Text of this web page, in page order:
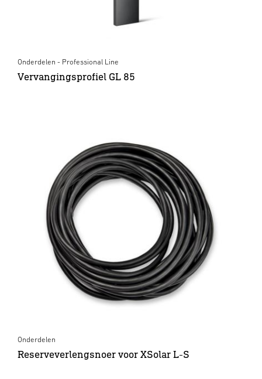
Onderdelen - Professional Line
Vervangingsprofiel GL 85
Onderdelen
Reserveverlengsnoer voor XSolar L-S